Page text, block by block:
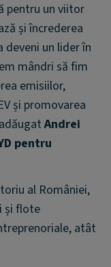
pentru un viitor
și încrederea
deveni un lider în
mândri să fim
emisiilor,
și promovarea
Andrei
pentru
al României,
și flote
atât